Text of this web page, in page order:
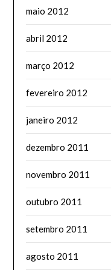
maio 2012
abril 2012
março 2012
fevereiro 2012
janeiro 2012
dezembro 2011
novembro 2011
outubro 2011
setembro 2011
agosto 2011